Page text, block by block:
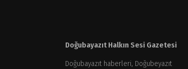
Doğubayazıt Halkın Sesi Gazetesi
Doğubayazıt haberleri, Doğubeyazıt